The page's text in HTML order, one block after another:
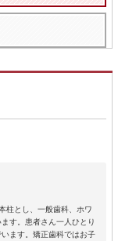
柱とし、一般歯科、ホワ
す。患者さん一人ひとり
ます。矯正歯科ではお子